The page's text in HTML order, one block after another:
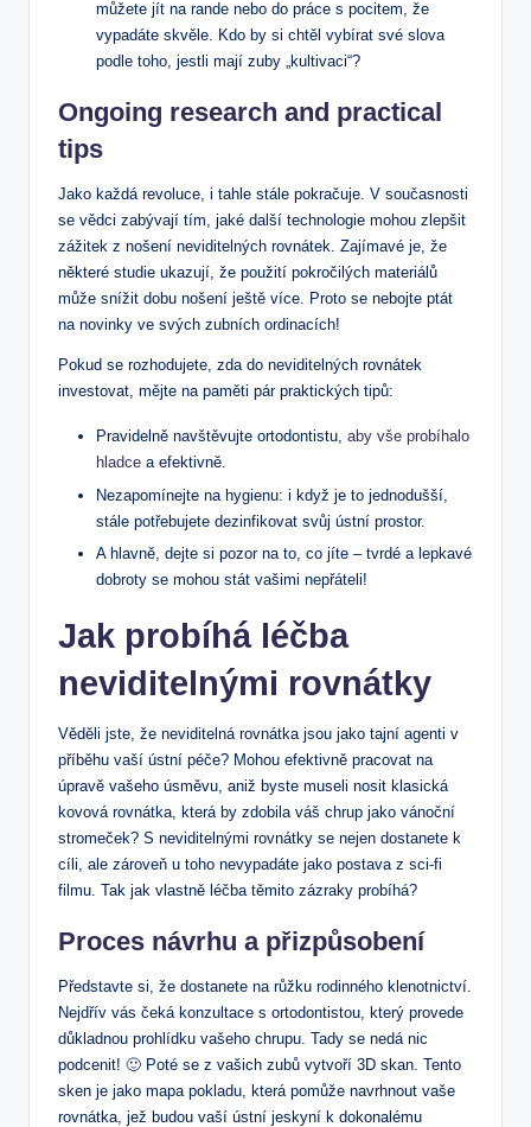
můžete jít na rande nebo do práce s pocitem, že
vypadáte skvěle. Kdo by si chtěl vybírat své slova
podle toho, jestli mají zuby „kultivaci“?
Ongoing research and practical
tips
Jako každá revoluce, i tahle stále pokračuje. V současnosti
se vědci zabývají tím, jaké další technologie mohou zlepšit
zážitek z nošení neviditelných rovnátek. Zajímavé je, že
některé studie ukazují, že použití pokročilých materiálů
může snížit dobu nošení ještě více. Proto se nebojte ptát
na novinky ve svých zubních ordinacích!
Pokud se rozhodujete, zda do neviditelných rovnátek
investovat, mějte na paměti pár praktických tipů:
Pravidelně navštěvujte ortodontistu, aby vše probíhalo
hladce a efektivně.
Nezapomínejte na hygienu: i když je to jednodušší,
stále potřebujete dezinfikovat svůj ústní prostor.
A hlavně, dejte si pozor na to, co jíte – tvrdé a lepkavé
dobroty se mohou stát vašimi nepřáteli!
Jak probíhá léčba
neviditelnými rovnátky
Věděli jste, že neviditelná rovnátka jsou jako tajní agenti v
příběhu vaší ústní péče? Mohou efektivně pracovat na
úpravě vašeho úsměvu, aniž byste museli nosit klasická
kovová rovnátka, která by zdobila váš chrup jako vánoční
stromeček? S neviditelnými rovnátky se nejen dostanete k
cíli, ale zároveň u toho nevypadáte jako postava z sci-fi
filmu. Tak jak vlastně léčba těmito zázraky probíhá?
Proces návrhu a přizpůsobení
Představte si, že dostanete na růžku rodinného klenotnictví.
Nejdřív vás čeká konzultace s ortodontistou, který provede
důkladnou prohlídku vašeho chrupu. Tady se nedá nic
podcenit! 🙂 Poté se z vašich zubů vytvoří 3D skan. Tento
sken je jako mapa pokladu, která pomůže navrhnout vaše
rovnátka, jež budou vaší ústní jeskyní k dokonalému